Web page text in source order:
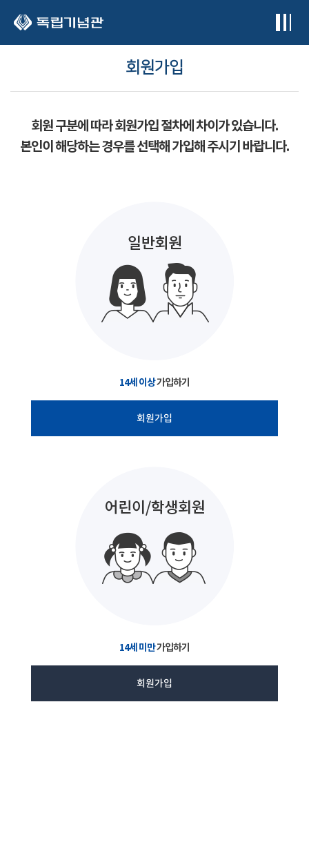
회원가입
회원 구분에 따라 회원가입 절차에 차이가 있습니다.
본인이 해당하는 경우를 선택해 가입해 주시기 바랍니다.
14세 이상가입하기
회원가입
14세 미만가입하기
회원가입